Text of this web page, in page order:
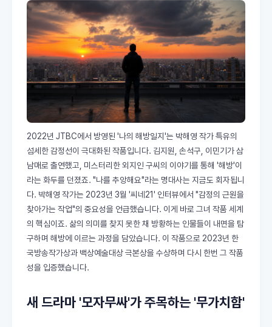
2022년 JTBC에서 방영된 '나의 해방일지'는 박해영 작가 특유의
섬세한 감정선이 극대화된 작품입니다. 김지원, 손석구, 이민기가 삼
남매로 출연했고, 미스터리한 외지인 구씨의 이야기를 통해 '해방'이
라는 화두를 던졌죠. "나를 추앙해요"라는 명대사는 지금도 회자됩니
다. 박해영 작가는 2023년 3월 '씨네21' 인터뷰에서 "감정의 근원을
찾아가는 작업"의 중요성을 언급했습니다. 이게 바로 그녀 작품 세계
의 핵심이죠. 삶의 의미를 찾지 못한 채 방황하는 인물들이 내면을 탐
구하며 해방에 이르는 과정을 담았습니다. 이 작품으로 2023년 한
국방송작가상과 백상예술대상 극본상을 수상하며 다시 한번 그 작품
성을 입증했습니다.
새 드라마 '모자무싸'가 주목하는 '무가치함'